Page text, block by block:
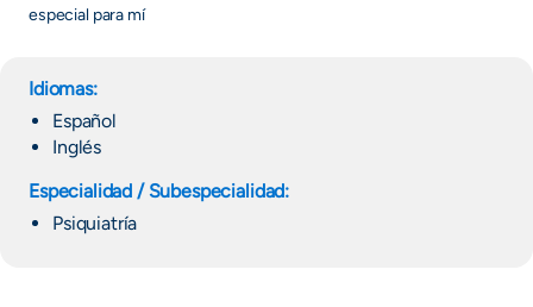
especial para mí
Idiomas:
Español
Inglés
Especialidad / Subespecialidad:
Psiquiatría